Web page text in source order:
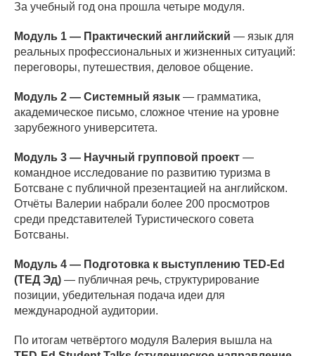
За учебный год она прошла четыре модуля.
Модуль 1 — Практический английский — язык для
реальных профессиональных и жизненных ситуаций:
переговоры, путешествия, деловое общение.
Модуль 2 — Системный язык — грамматика,
академическое письмо, сложное чтение на уровне
зарубежного университета.
Модуль 3 — Научный групповой проект —
командное исследование по развитию туризма в
Ботсване с публичной презентацией на английском.
Отчёты Валерии набрали более 200 просмотров
среди представителей Туристического совета
Ботсваны.
Модуль 4 — Подготовка к выступлению TED-Ed
(ТЕД Эд) — публичная речь, структурирование
позиции, убедительная подача идеи для
международной аудитории.
По итогам четвёртого модуля Валерия вышла на